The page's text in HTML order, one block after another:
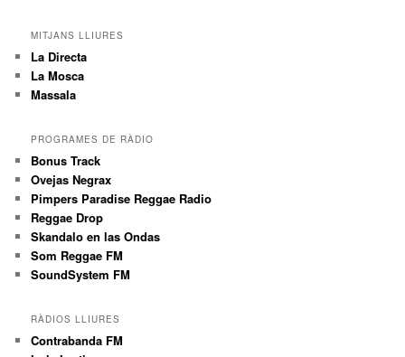
MITJANS LLIURES
La Directa
La Mosca
Massala
PROGRAMES DE RÀDIO
Bonus Track
Ovejas Negrax
Pimpers Paradise Reggae Radio
Reggae Drop
Skandalo en las Ondas
Som Reggae FM
SoundSystem FM
RÀDIOS LLIURES
Contrabanda FM